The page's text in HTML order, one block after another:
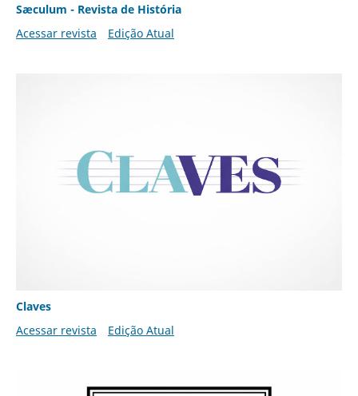
Sæculum - Revista de História
Acessar revista
Edição Atual
Claves
Acessar revista
Edição Atual